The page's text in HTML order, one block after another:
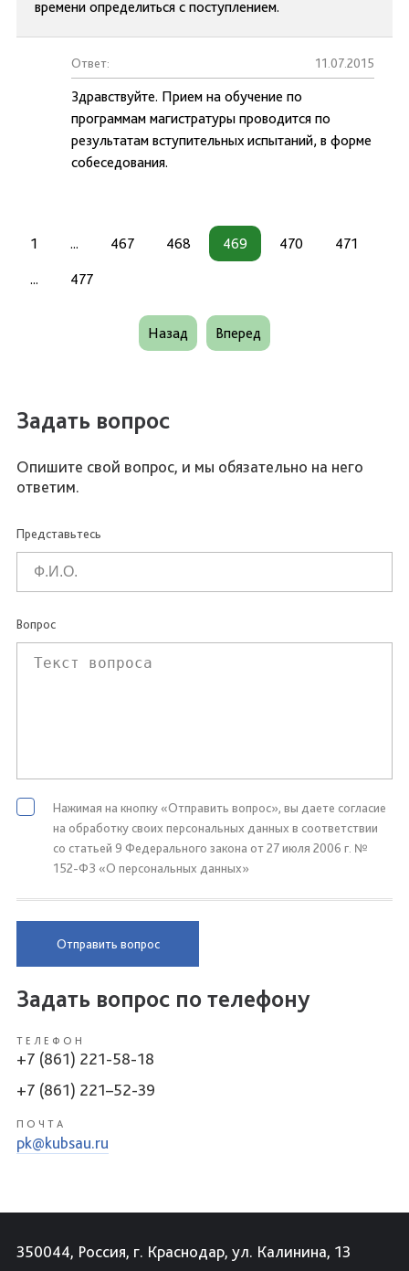
времени определиться с поступлением.
Ответ: 11.07.2015
Здравствуйте. Прием на обучение по
программам магистратуры проводится по
результатам вступительных испытаний, в форме
собеседования.
1 ... 467 468 469 470 471
... 477
Назад Вперед
Задать вопрос
Опишите свой вопрос, и мы обязательно на него
ответим.
Представьтесь
Вопрос
Нажимая на кнопку «Отправить вопрос», вы даете согласие
на обработку своих персональных данных в соответствии
со статьей 9 Федерального закона от 27 июля 2006 г. №
152-ФЗ «О персональных данных»
Отправить вопрос
Задать вопрос по телефону
ТЕЛЕФОН
+7 (861) 221-58-18
+7 (861) 221–52-39
ПОЧТА
pk@kubsau.ru
350044, Россия, г. Краснодар, ул. Калинина, 13